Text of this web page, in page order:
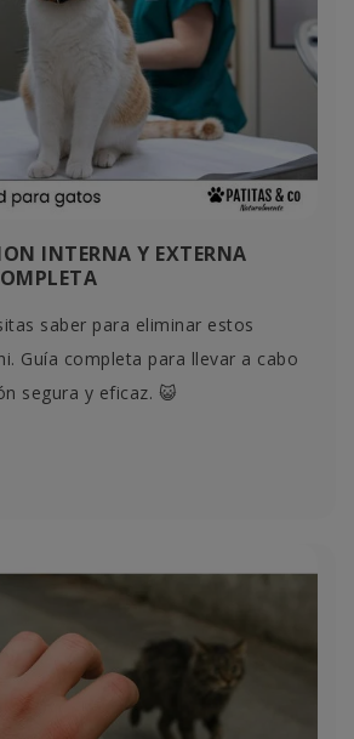
INTERNA Y EXTERNA
saber para eliminar estos
Guía completa para llevar a cabo
segura y eficaz. 😺